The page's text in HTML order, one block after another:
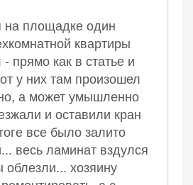
на площадке один
квартиры
прямо как в статье и
у них там произошел
а может умышленно
и оставили кран
все было залито
весь ламинат вздулся
облезли... хозяину